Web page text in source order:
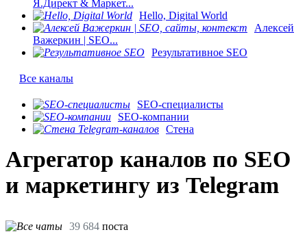
Я.Директ & Маркет...
Hello, Digital World
Алексей
Важеркин | SEO...
Результативное SEO
Все каналы
SEO-специалисты
SEO-компании
Стена
Агрегатор каналов по SEO
и маркетингу из Telegram
39 684 поста